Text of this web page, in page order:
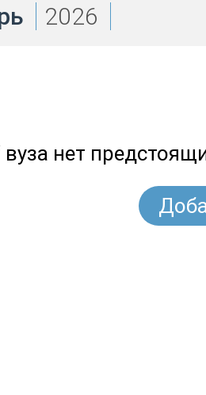
2026
вуза нет